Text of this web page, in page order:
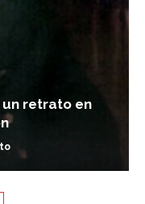
un retrato en